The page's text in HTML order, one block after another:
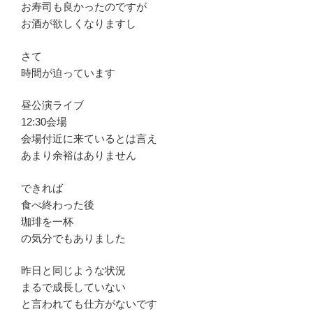
お寿司も良かったのですが
お酒が欲しくなりますし
さて
時間が迫っています
昼公演ライブ
12:30会場
会場付近に来ているとは言え
あまり余裕はありません
できれば
食べ終わった後
珈琲を一杯
の気分でもありました
昨日と同じような状況
まるで成長していない
と言われても仕方がないです